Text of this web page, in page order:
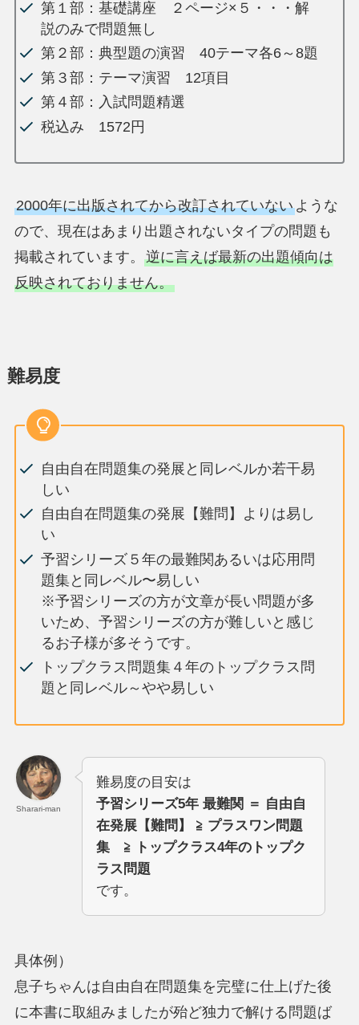
第１部：基礎講座 ２ページ×５・・・解
説のみで問題無し
第２部：典型題の演習 40テーマ各6～8題
第３部：テーマ演習 12項目
第４部：入試問題精選
税込み 1572円
2000年に出版されてから改訂されていないような
ので、現在はあまり出題されないタイプの問題も
掲載されています。 逆に言えば最新の出題傾向は
反映されておりません。
難易度
自由自在問題集の発展と同レベルか若干易
しい
自由自在問題集の発展【難問】よりは易し
い
予習シリーズ５年の最難関あるいは応用問
題集と同レベル〜易しい
※予習シリーズの方が文章が長い問題が多
いため、予習シリーズの方が難しいと感じ
るお子様が多そうです。
トップクラス問題集４年のトップクラス問
題と同レベル～やや易しい
Sharari-man
難易度の目安は
予習シリーズ5年 最難関 ＝ 自由自
在発展【難問】 ≧ プラスワン問題
集 ≧ トップクラス4年のトップク
ラス問題
です。
具体例）
息子ちゃんは自由自在問題集を完璧に仕上げた後
に本書に取組みましたが殆ど独力で解ける問題ば